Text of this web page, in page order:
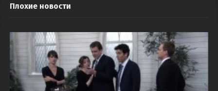
Плохие новости